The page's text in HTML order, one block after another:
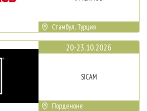
Стамбул, Турция
20-23.10.2026
SICAM
Порденоне